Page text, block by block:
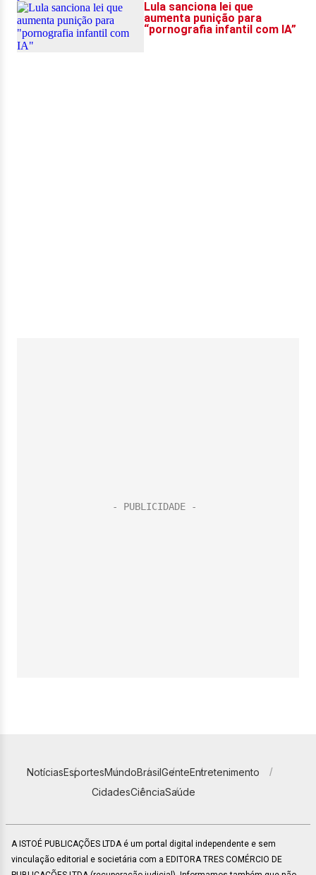
NotíciasEsportesMundoBrasilGenteEntretenimento
CidadesCiênciaSaúde
A ISTOÉ PUBLICAÇÕES LTDA é um portal digital independente e sem
vinculação editorial e societária com a EDITORA TRES COMÉRCIO DE